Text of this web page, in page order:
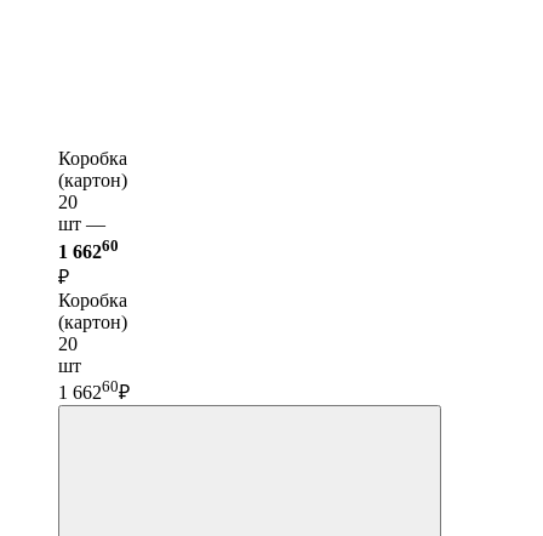
Коробка
(картон)
20
шт —
1 66260
₽
Коробка
(картон)
20
шт
1 66260₽